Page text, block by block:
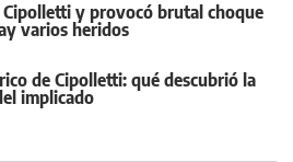
Cipolletti y provocó brutal choque
varios heridos
de Cipolletti: qué descubrió la
implicado